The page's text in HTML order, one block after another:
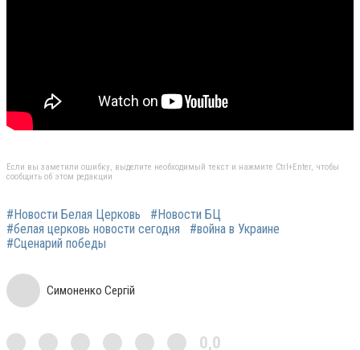
Если вы заметили ошибку, выделите необходимый текст и нажмите Ctrl+Enter, чтобы
сообщить об этом редакции
#Новости Белая Церковь
#Новости БЦ
#белая церковь новости сегодня
#война в Украине
#Сценарий победы
Симоненко Сергій
0,0